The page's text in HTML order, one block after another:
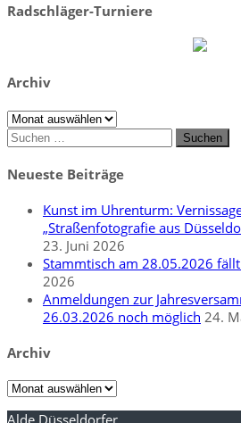
Radschläger-Turniere
Archiv
Archiv
Suchen
nach:
Neueste Beiträge
Kunst im Uhrenturm:
„Straßenfotografie aus
23. Juni 2026
Stammtisch am 28.05.2026
2026
Anmeldungen zur
26.03.2026 noch möglich 24.
Archiv
Archiv